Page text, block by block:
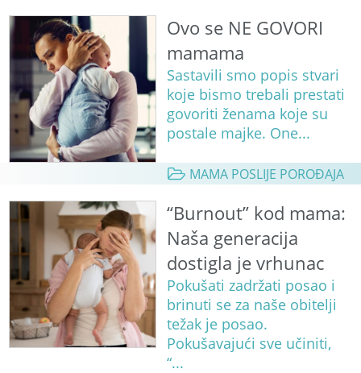
Ovo se NE GOVORI
mamama
Sastavili smo popis stvari
koje bismo trebali prestati
govoriti ženama koje su
postale majke. One...
MAMA POSLIJE POROĐAJA
“Burnout” kod mama:
Naša generacija
dostigla je vrhunac
Pokušati zadržati posao i
brinuti se za naše obitelji
težak je posao.
Pokušavajući sve učiniti,
“...